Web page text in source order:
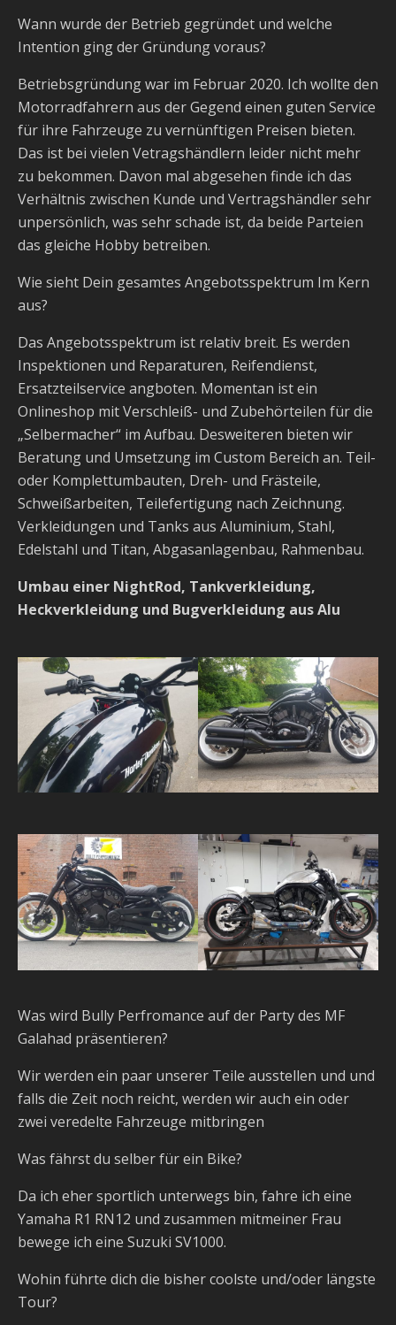
Wann wurde der Betrieb gegründet und welche
Intention ging der Gründung voraus?
Betriebsgründung war im Februar 2020. Ich wollte den
Motorradfahrern aus der Gegend einen guten Service
für ihre Fahrzeuge zu vernünftigen Preisen bieten.
Das ist bei vielen Vetragshändlern leider nicht mehr
zu bekommen. Davon mal abgesehen finde ich das
Verhältnis zwischen Kunde und Vertragshändler sehr
unpersönlich, was sehr schade ist, da beide Parteien
das gleiche Hobby betreiben.
Wie sieht Dein gesamtes Angebotsspektrum Im Kern
aus?
Das Angebotsspektrum ist relativ breit. Es werden
Inspektionen und Reparaturen, Reifendienst,
Ersatzteilservice angboten. Momentan ist ein
Onlineshop mit Verschleiß- und Zubehörteilen für die
„Selbermacher“ im Aufbau. Desweiteren bieten wir
Beratung und Umsetzung im Custom Bereich an. Teil-
oder Komplettumbauten, Dreh- und Frästeile,
Schweißarbeiten, Teilefertigung nach Zeichnung.
Verkleidungen und Tanks aus Aluminium, Stahl,
Edelstahl und Titan, Abgasanlagenbau, Rahmenbau.
Umbau einer NightRod, Tankverkleidung,
Heckverkleidung und Bugverkleidung aus Alu
Was wird Bully Perfromance auf der Party des MF
Galahad präsentieren?
Wir werden ein paar unserer Teile ausstellen und und
falls die Zeit noch reicht, werden wir auch ein oder
zwei veredelte Fahrzeuge mitbringen
Was fährst du selber für ein Bike?
Da ich eher sportlich unterwegs bin, fahre ich eine
Yamaha R1 RN12 und zusammen mitmeiner Frau
bewege ich eine Suzuki SV1000.
Wohin führte dich die bisher coolste und/oder längste
Tour?